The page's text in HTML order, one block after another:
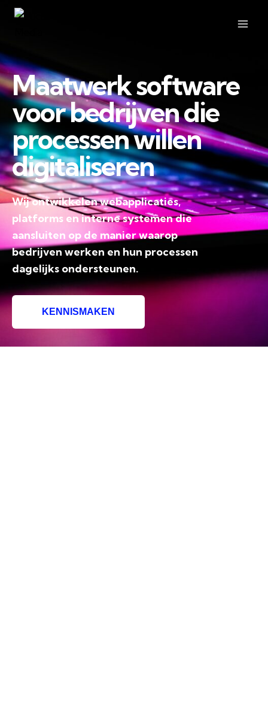
Maatwerk software
voor bedrijven die
processen willen
digitaliseren
Wij ontwikkelen webapplicaties,
platforms en interne systemen die
aansluiten op de manier waarop
bedrijven werken en hun processen
dagelijks ondersteunen.
KENNISMAKEN